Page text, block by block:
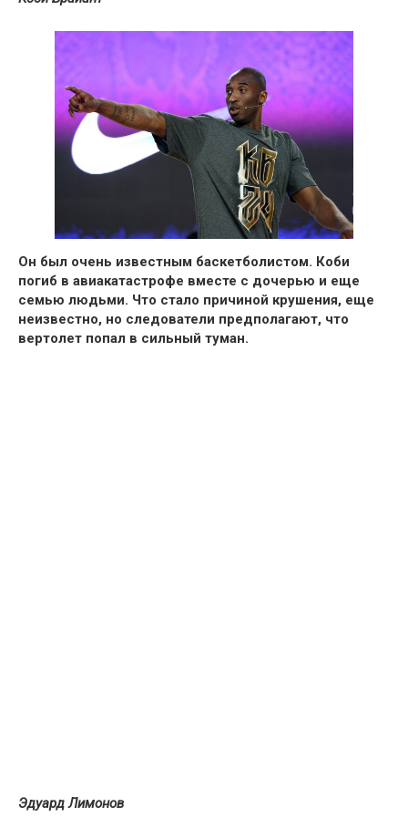
Он был очень известным баскетболистом. Коби
погиб в авиакатастрофе вместе с дочерью и еще
семью людьми. Что стало причиной крушения, еще
неизвестно, но следователи предполагают, что
вертолет попал в сильный туман.
Эдуард Лимонов